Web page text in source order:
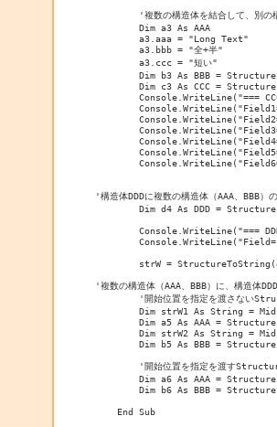
'複数の構造体を結合して、別の
        Dim a3 As AAA
        a3.aaa = "Long Text"
        a3.bbb = "全+半"
        a3.ccc = "短い"
Dim b3 As BBB =
Dim c3 As CCC =
Console.WriteLine("===
'構造体DDDに複数の構造体（AAA、BBB）
Dim d4 As DDD =
Console.WriteLine("===
strW =
'複数の構造体（AAA、BBB）に、構造体
'開始位置を指定を渡さない
Dim strW1 As String =
Dim a5 As AAA =
Dim strW2 As String =
Dim b5 As BBB =
'開始位置を指定を渡す
Dim a6 As AAA =
Dim b6 As BBB =
    End Sub